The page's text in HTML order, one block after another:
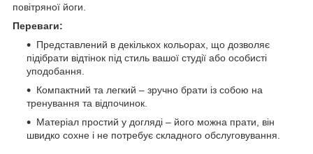
повітряної йоги.
Переваги:
Представлений в декількох кольорах, що дозволяє
підібрати відтінок під стиль вашої студії або особисті
уподобання.
Компактний та легкий – зручно брати із собою на
тренування та відпочинок.
Матеріал простий у догляді – його можна прати, він
швидко сохне і не потребує складного обслуговування.